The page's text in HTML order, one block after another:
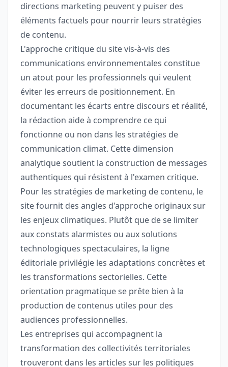
directions marketing peuvent y puiser des
éléments factuels pour nourrir leurs stratégies
de contenu.
L'approche critique du site vis-à-vis des
communications environnementales constitue
un atout pour les professionnels qui veulent
éviter les erreurs de positionnement. En
documentant les écarts entre discours et réalité,
la rédaction aide à comprendre ce qui
fonctionne ou non dans les stratégies de
communication climat. Cette dimension
analytique soutient la construction de messages
authentiques qui résistent à l'examen critique.
Pour les stratégies de marketing de contenu, le
site fournit des angles d'approche originaux sur
les enjeux climatiques. Plutôt que de se limiter
aux constats alarmistes ou aux solutions
technologiques spectaculaires, la ligne
éditoriale privilégie les adaptations concrètes et
les transformations sectorielles. Cette
orientation pragmatique se prête bien à la
production de contenus utiles pour des
audiences professionnelles.
Les entreprises qui accompagnent la
transformation des collectivités territoriales
trouveront dans les articles sur les politiques